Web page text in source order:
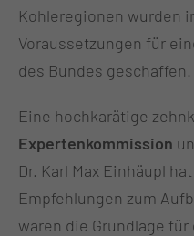
Kohleregionen wurden
Voraussetzungen für
des Bundes geschaffen.
Eine hochkarätige
Expertenkommission
Dr. Karl Max Einhäupl
Empfehlungen zum
waren die Grundlage